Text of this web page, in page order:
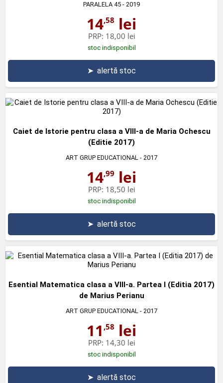
PARALELA 45 - 2019
14,58 lei
PRP: 18,00 lei
stoc indisponibil
➤ alertă stoc
Caiet de Istorie pentru clasa a VIII-a de Maria Ochescu
(Editie 2017)
ART GRUP EDUCATIONAL - 2017
14,99 lei
PRP: 18,50 lei
stoc indisponibil
➤ alertă stoc
Esential Matematica clasa a VIII-a. Partea I (Editia 2017)
de Marius Perianu
ART GRUP EDUCATIONAL - 2017
11 ,58 lei
PRP: 14,30 lei
stoc indisponibil
➤ alertă stoc